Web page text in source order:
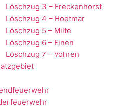
Löschzug 3 – Freckenhorst
Löschzug 4 – Hoetmar
Löschzug 5 – Milte
Löschzug 6 – Einen
Löschzug 7 – Vohren